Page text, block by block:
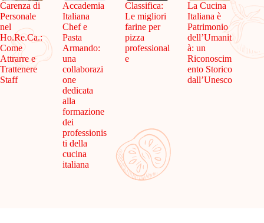
Carenza di
Personale
nel
Ho.Re.Ca.:
Come
Attrarre e
Trattenere
Staff
Accademia
Italiana
Chef e
Pasta
Armando:
una
collaborazi
one
dedicata
alla
formazione
dei
professionis
ti della
cucina
italiana
Classifica:
Le migliori
farine per
pizza
professional
e
La Cucina
Italiana è
Patrimonio
dell’Umanit
à: un
Riconoscim
ento Storico
dall’Unesco